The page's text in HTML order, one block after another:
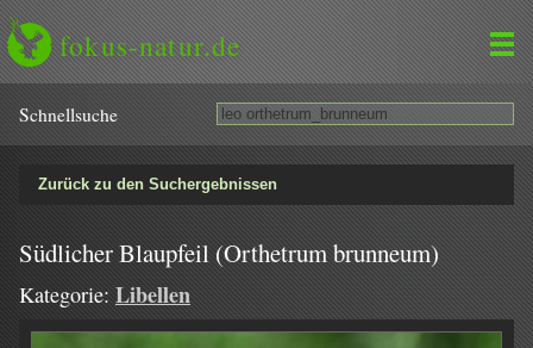
fokus-natur.de
Schnell­suche
Zurück zu den Suchergebnissen
Südlicher Blaupfeil (Orthetrum brunneum)
Kategorie: Libellen